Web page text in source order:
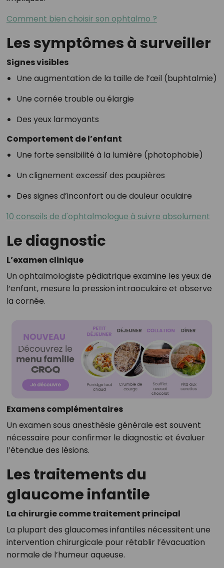
Comment bien choisir son ophtalmo ?
Les symptômes à surveiller
Signes visibles
Une augmentation de la taille de l’œil (buphtalmie)
Une cornée trouble ou élargie
Des yeux larmoyants
Comportement de l’enfant
Une forte sensibilité à la lumière (photophobie)
Un clignement excessif des paupières
Des signes d’inconfort ou de douleur oculaire
10 conseils de d'ophtalmologue à suivre absolument
Le diagnostic
L’examen clinique
Un ophtalmologiste pédiatrique examine les yeux de
l’enfant, mesure la pression intraoculaire et observe
la cornée.
Examens complémentaires
Un examen sous anesthésie générale est souvent
nécessaire pour confirmer le diagnostic et évaluer
l’étendue des lésions.
Les traitements du
glaucome infantile
La chirurgie comme traitement principal
La plupart des glaucomes infantiles nécessitent une
intervention chirurgicale pour rétablir l’évacuation
normale de l’humeur aqueuse.